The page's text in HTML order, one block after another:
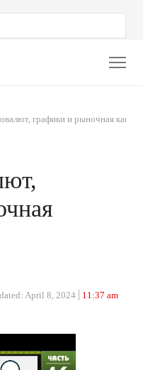
графики и рыночная
April 8, 2024
11:37 am